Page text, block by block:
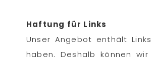
Haftung für Links
Unser Angebot enthält
haben. Deshalb können